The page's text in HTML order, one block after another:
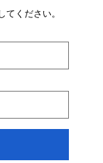
ください。